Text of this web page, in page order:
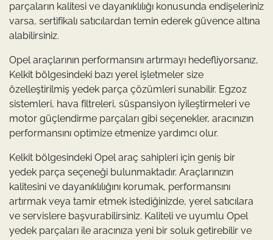
parçaların kalitesi ve dayanıklılığı konusunda endişeleriniz
varsa, sertifikalı satıcılardan temin ederek güvence altına
alabilirsiniz.
Opel araçlarının performansını artırmayı hedefliyorsanız,
Kelkit bölgesindeki bazı yerel işletmeler size
özelleştirilmiş yedek parça çözümleri sunabilir. Egzoz
sistemleri, hava filtreleri, süspansiyon iyileştirmeleri ve
motor güçlendirme parçaları gibi seçenekler, aracınızın
performansını optimize etmenize yardımcı olur.
Kelkit bölgesindeki Opel araç sahipleri için geniş bir
yedek parça seçeneği bulunmaktadır. Araçlarınızın
kalitesini ve dayanıklılığını korumak, performansını
artırmak veya tamir etmek istediğinizde, yerel satıcılara
ve servislere başvurabilirsiniz. Kaliteli ve uyumlu Opel
yedek parçaları ile aracınıza yeni bir soluk getirebilir ve